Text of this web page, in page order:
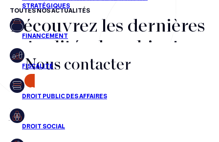
FR EN
Fusions-acquisitions et opérations stratégiques
Financement
Fiscalité
Droit public des affaires
Droit social
TOUTES NOS ACTUALITÉS
Découvrez les dernières
actualités du cabinet,
nos récompenses et nos
transactions, jour après
jour
Nous contacter